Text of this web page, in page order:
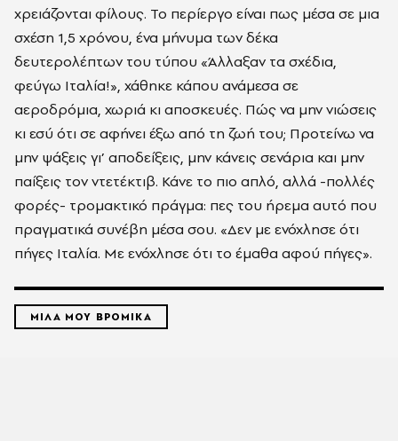
χρειάζονται φίλους. Το περίεργο είναι πως μέσα σε μια
σχέση 1,5 χρόνου, ένα μήνυμα των δέκα
δευτερολέπτων του τύπου «Άλλαξαν τα σχέδια,
φεύγω Ιταλία!», χάθηκε κάπου ανάμεσα σε
αεροδρόμια, χωριά κι αποσκευές. Πώς να μην νιώσεις
κι εσύ ότι σε αφήνει έξω από τη ζωή του; Προτείνω να
μην ψάξεις γι’ αποδείξεις, μην κάνεις σενάρια και μην
παίξεις τον ντετέκτιβ. Κάνε το πιο απλό, αλλά -πολλές
φορές- τρομακτικό πράγμα: πες του ήρεμα αυτό που
πραγματικά συνέβη μέσα σου. «Δεν με ενόχλησε ότι
πήγες Ιταλία. Με ενόχλησε ότι το έμαθα αφού πήγες».
ΜΙΛΑ ΜΟΥ ΒΡΟΜΙΚΑ